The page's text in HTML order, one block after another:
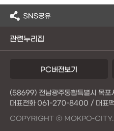
SNS공유
관련누리집
PC버전보기
(58699) 전남광주통합특별시 목포
대표전화 061-270-8400 / 대표
COPYRIGHT ⓒ MOKPO-CITY.